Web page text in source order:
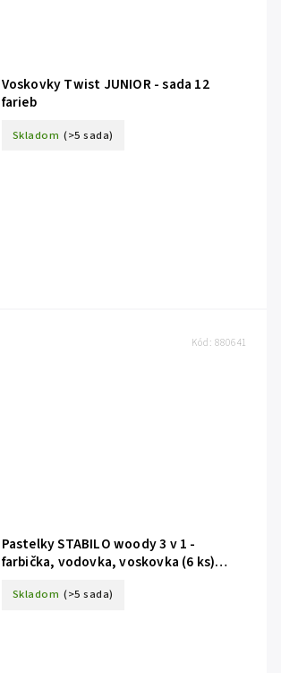
Voskovky Twist JUNIOR - sada 12
farieb
Skladom (>5 sada)
Pastelky STABILO woody 3 v 1 -
farbička, vodovka, voskovka (6 ks)
Skladom (>5 sada)
Kód: 880641